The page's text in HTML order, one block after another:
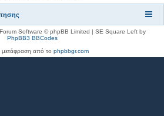
Software © phpBB Limited | SE Square Left by
PhpBB3 BBCodes
μετάφραση από το phpbbgr.com